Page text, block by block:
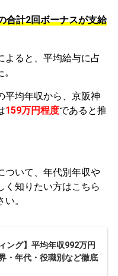
合計2回ボーナスが支給
よると、平均給与に占
平均年収から、京阪神
159万円程度であると推
ついて、年代別年収や
く知りたい方はこちら
。
ング】平均年収992万円
・年代・役職別など徹底